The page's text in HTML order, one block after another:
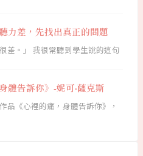
力差，先找出真正的問題
差。」 我很常聽到學生說的這句
體告訴你》-妮可·薩克斯
品《心裡的痛，身體告訴你》，